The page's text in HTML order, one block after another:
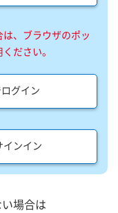
、ブラウザのポッ
ださい。
グイン
インイン
場合は